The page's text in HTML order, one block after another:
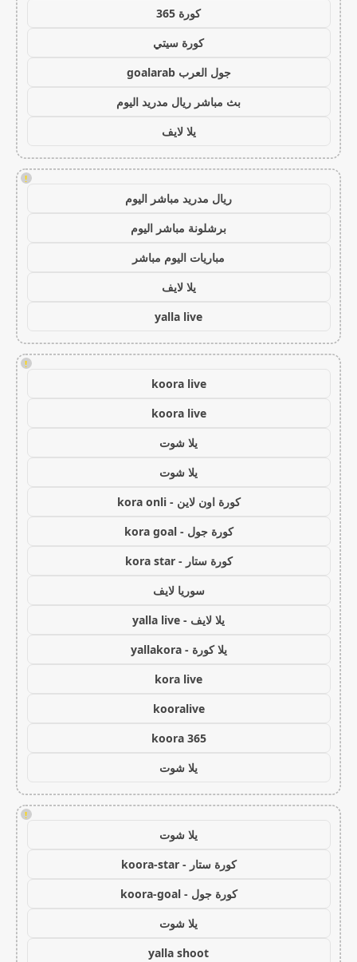
كورة 365
كورة سيتي
جول العرب goalarab
بث مباشر ريال مدريد اليوم
يلا لايف
!
ريال مدريد مباشر اليوم
برشلونة مباشر اليوم
مباريات اليوم مباشر
يلا لايف
yalla live
!
koora live
koora live
يلا شوت
يلا شوت
كورة اون لاين - kora onli
كورة جول - kora goal
كورة ستار - kora star
سوريا لايف
يلا لايف - yalla live
يلا كورة - yallakora
kora live
kooralive
koora 365
يلا شوت
!
يلا شوت
كورة ستار - koora-star
كورة جول - koora-goal
يلا شوت
yalla shoot